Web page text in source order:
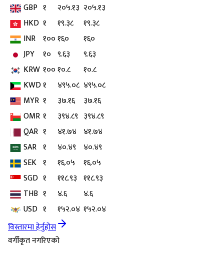
GBP १ २०५.१३ २०५.१३
HKD १ १९.३८
१९.३८
INR १००१६०
१६०
JPY
१० ९.६३
९.६३
KRW १००१०.८
१०.८
KWD१ ४९५.०८ ४९५.०८
MYR १ ३७.१६
३७.१६
OMR १ ३९४.८९ ३९४.८९
QAR १ ४१.७४ ४१.७४
SAR १ ४०.४९
४०.४९
SEK १ १६.०५
१६.०५
SGD १ ११८.९३ ११८.९३
THB १ ४.६
४.६
USD १ १५२.०४ १५२.०४
विस्तारमा हेर्नुहोस
वर्गीकृत नगरिएको